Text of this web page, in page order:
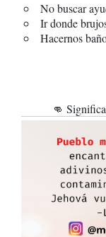
No buscar
Ir donde
Hacernos
👊